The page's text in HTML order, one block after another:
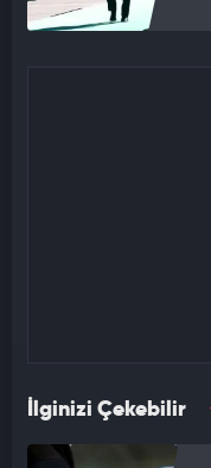
İlginizi Çekebilir